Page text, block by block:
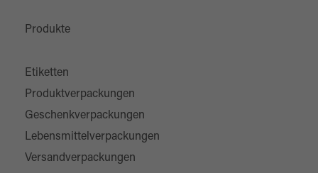
Produkte
Etiketten
Produktverpackungen
Geschenkverpackungen
Lebensmittelverpackungen
Versandverpackungen